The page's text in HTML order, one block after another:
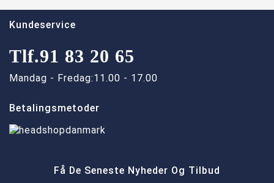
Kundeservice
Tlf.91 83 20 65
Mandag - Fredag:11.00 - 17.00
Betalingsmetoder
Få De Seneste Nyheder Og Tilbud